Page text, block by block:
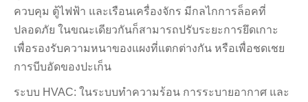
ควบคุม ตู้ไฟฟ้า และเรือนเครื่องจักร มีกลไกการล็อคที่
ปลอดภัย ในขณะเดียวกันก็สามารถปรับระยะการยึดเกาะ
เพื่อรองรับความหนาของแผงที่แตกต่างกัน หรือเพื่อชดเชย
การบีบอัดของปะเก็น
ระบบ HVAC: ในระบบทำความร้อน การระบายอากาศ และ